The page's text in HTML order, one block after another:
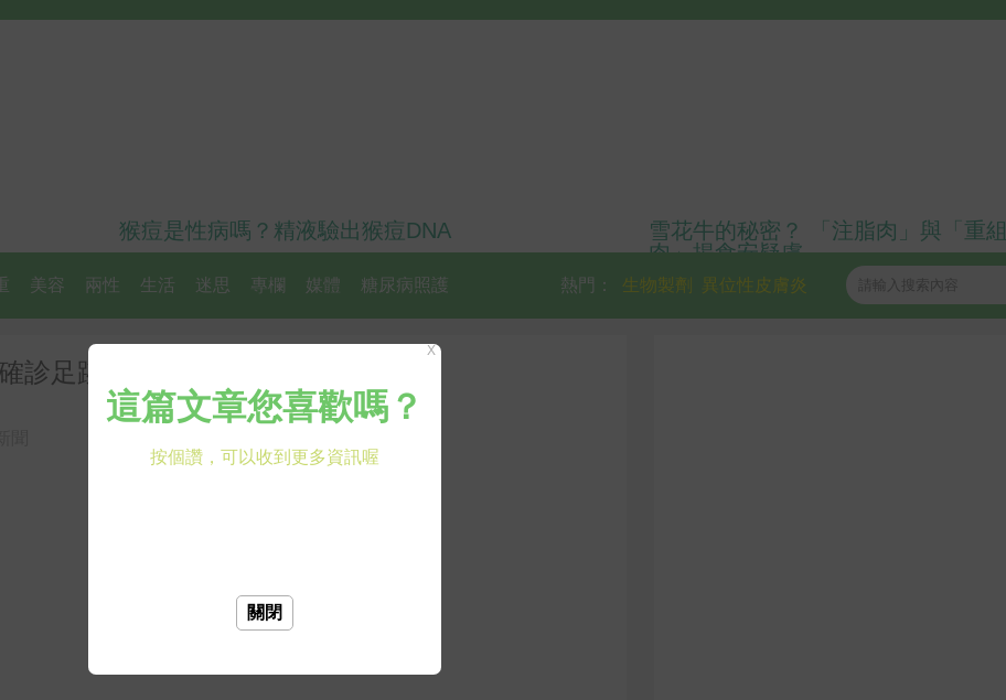
猴痘是性病嗎？精液驗出猴痘DNA
雪花牛的秘密？ 「注脂肉」與「重
肉」揭食安疑慮
美容 兩性 生活 迷思 專欄 媒體 糖尿病照護 異位性皮膚炎
生物製劑
熱門：
診足跡
X
關閉